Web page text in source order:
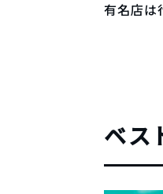
有名店は
ベス